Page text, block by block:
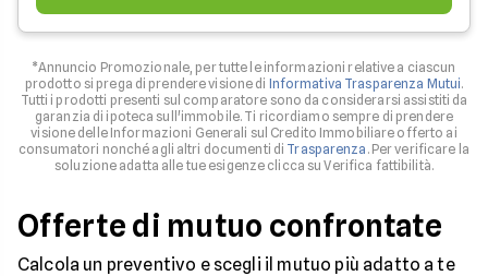
*Annuncio Promozionale, per tutte le informazioni relative a ciascun
prodotto si prega di prendere visione di Informativa Trasparenza Mutui.
Tutti i prodotti presenti sul comparatore sono da considerarsi assistiti da
garanzia di ipoteca sull'immobile. Ti ricordiamo sempre di prendere
visione delle Informazioni Generali sul Credito Immobiliare offerto ai
consumatori nonché agli altri documenti di Trasparenza . Per verificare la
soluzione adatta alle tue esigenze clicca su Verifica fattibilità.
Offerte di mutuo confrontate
Calcola un preventivo e scegli il mutuo più adatto a te